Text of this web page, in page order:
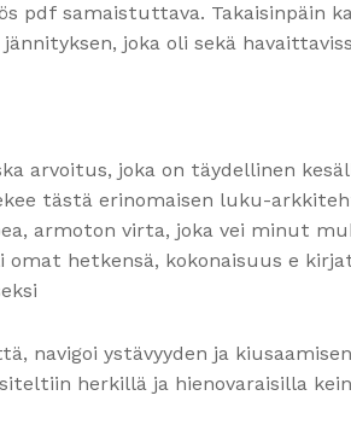
pdf samaistuttava. Takaisinpäin
joka oli sekä
arvoitus, joka on täydellinen
tästä erinomaisen luku-
armoton virta, joka vei minut
omat hetkensä, kokonaisuus e
navigoi ystävyyden ja
herkillä ja hienovaraisilla